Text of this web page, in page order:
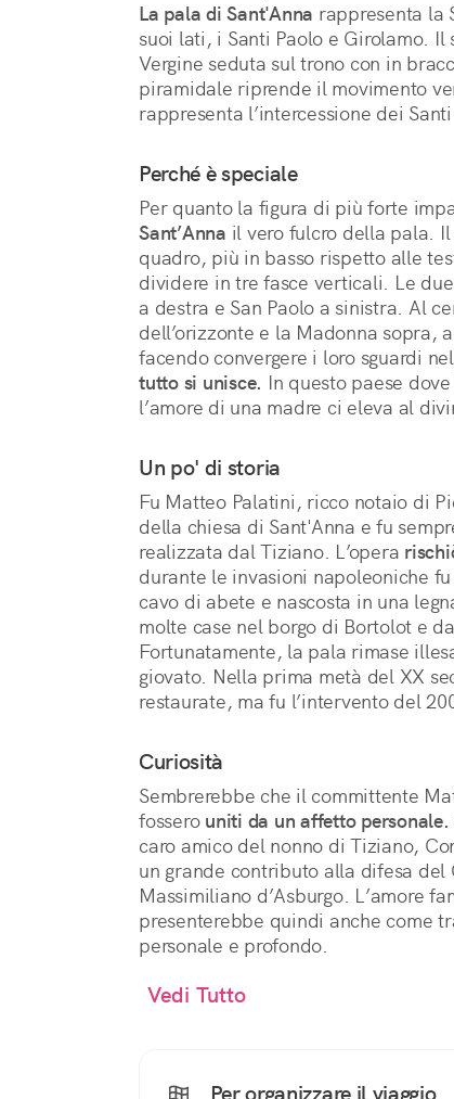
La pala di Sant'Anna rappresenta la
suoi lati, i Santi Paolo e Girolamo.
Vergine seduta sul trono con in
piramidale riprende il movimento
rappresenta l’intercessione dei
Perché è speciale
Sant’Anna il vero fulcro della pala.
quadro, più in basso rispetto alle
dividere in tre fasce verticali. Le
a destra e San Paolo a sinistra. Al
dell’orizzonte e la Madonna sopra,
facendo convergere i loro sguardi
tutto si unisce. In questo paese
l’amore di una madre ci eleva al
Un po' di storia
Fu Matteo Palatini, ricco notaio di
della chiesa di Sant'Anna e fu
realizzata dal Tiziano. L’opera
durante le invasioni napoleoniche
cavo di abete e nascosta in una
molte case nel borgo di Bortolot e
Fortunatamente, la pala rimase
giovato. Nella prima metà del XX
restaurate, ma fu l’intervento del
Curiosità
Sembrerebbe che il committente
fossero uniti da un affetto personale.
caro amico del nonno di Tiziano,
un grande contributo alla difesa
Massimiliano d’Asburgo. L’amore
presenterebbe quindi anche come
personale e profondo.
Vedi Tutto